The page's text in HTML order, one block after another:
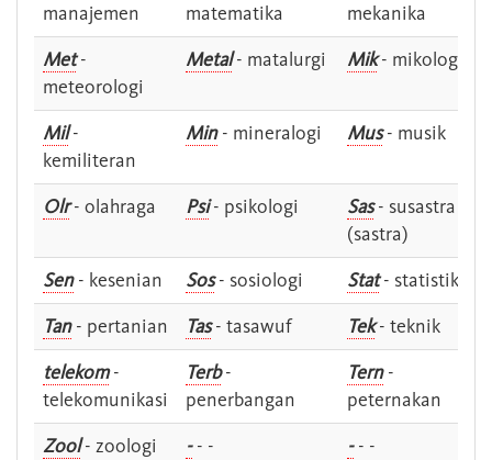
manajemen
matematika
mekanika
Met-
meteorologi
Metal- matalurgi Mik- mikologi
Mil-
kemiliteran
Min- mineralogi Mus- musik
Olr- olahraga Psi- psikologi Sas- susastra -
(sastra)
Sen- kesenian Sos- sosiologi Stat- statistik
Tan- pertanian Tas- tasawuf Tek- teknik
telekom-
telekomunikasi
Terb-
penerbangan
Tern-
peternakan
Zool- zoologi -- - -- -